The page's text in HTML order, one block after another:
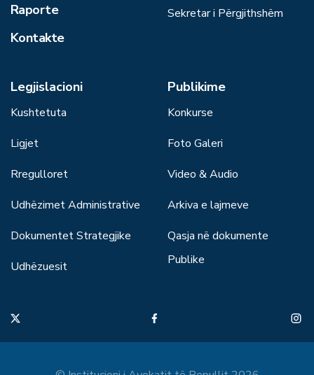
Raporte
Kontakte
Sekretar i Përgjithshëm
Legjislacioni
Kushtetuta
Ligjet
Rregulloret
Udhëzimet Administrative
Dokumentet Strategjike
Udhëzuesit
Publikime
Konkurse
Foto Galeri
Video & Audio
Arkiva e lajmeve
Qasja në dokumente
Publike